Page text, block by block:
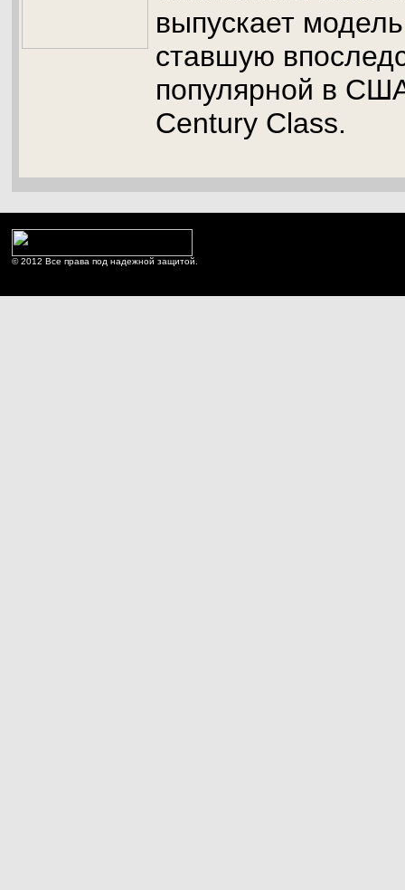
выпускает
ставшую
популярной в
Century Class.
© 2012 Все права под надежной защитой.